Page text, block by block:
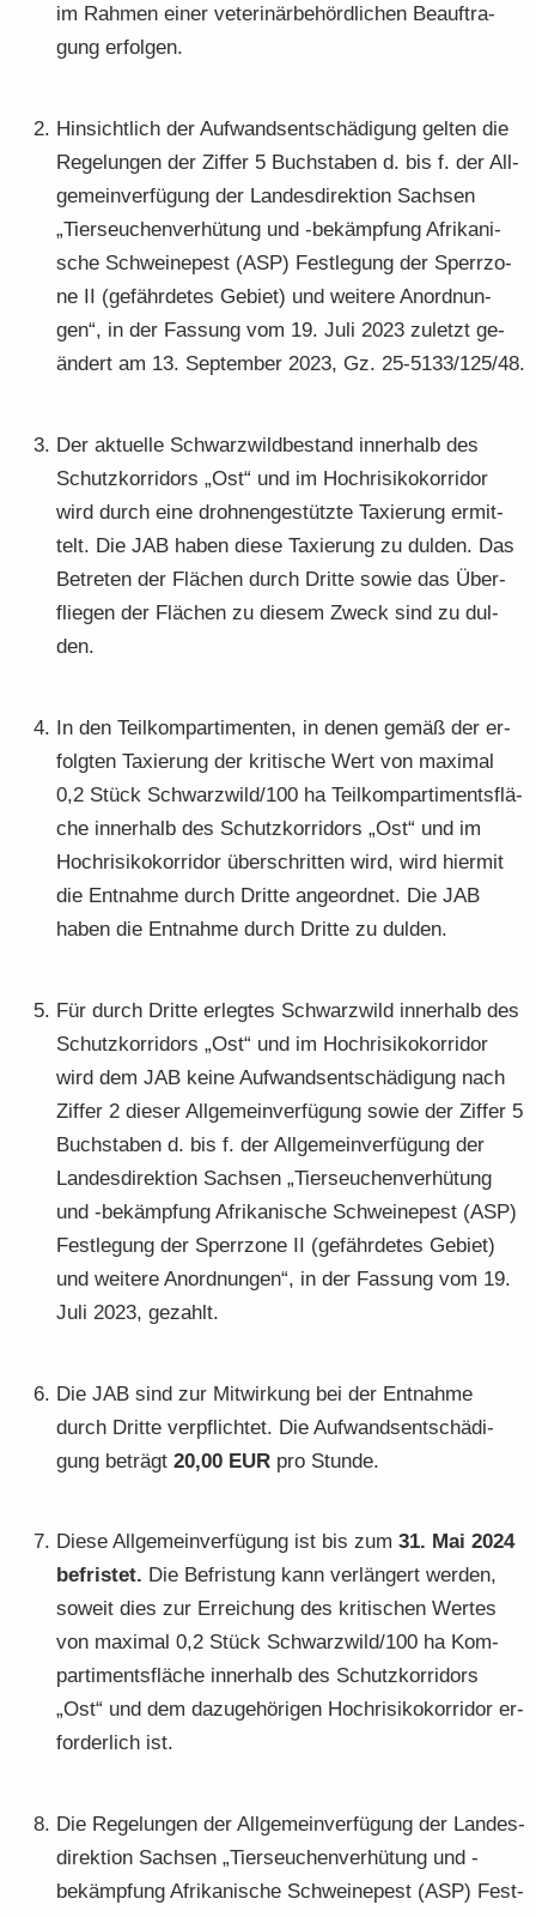
im Rah­men einer ve­te­ri­när­be­hörd­li­chen Be­auf­tra­
gung er­fol­gen.
Hin­sicht­lich der Auf­wands­ent­schä­di­gung gel­ten die
Re­ge­lun­gen der Zif­fer 5 Buch­sta­ben d. bis f. der All­
ge­mein­ver­fü­gung der Lan­des­di­rek­ti­on Sach­sen
„Tier­seu­chen­ver­hü­tung und -​bekämpfung Afri­ka­ni­
sche Schwei­ne­pest (ASP) Fest­le­gung der Sperr­zo­
ne II (ge­fähr­de­tes Ge­biet) und wei­te­re An­ord­nun­
gen“, in der Fas­sung vom 19. Juli 2023 zu­letzt ge­
än­dert am 13. Sep­tem­ber 2023, Gz. 25-5133/125/48.
Der ak­tu­el­le Schwarz­wild­be­stand in­ner­halb des
Schutz­kor­ri­dors „Ost“ und im Hoch­ri­si­ko­kor­ri­dor
wird durch eine droh­nen­ge­stütz­te Ta­xie­rung er­mit­
telt. Die JAB haben diese Ta­xie­rung zu dul­den. Das
Be­tre­ten der Flä­chen durch Drit­te sowie das Über­
flie­gen der Flä­chen zu die­sem Zweck sind zu dul­
den.
In den Teil­kom­par­ti­men­ten, in denen gemäß der er­
folg­ten Ta­xie­rung der kri­ti­sche Wert von ma­xi­mal
0,2 Stück Schwarz­wild/100 ha Teil­kom­par­ti­ments­flä­
che in­ner­halb des Schutz­kor­ri­dors „Ost“ und im
Hoch­ri­si­ko­kor­ri­dor über­schrit­ten wird, wird hier­mit
die Ent­nah­me durch Drit­te an­ge­ord­net. Die JAB
haben die Ent­nah­me durch Drit­te zu dul­den.
Für durch Drit­te er­leg­tes Schwarz­wild in­ner­halb des
Schutz­kor­ri­dors „Ost“ und im Hoch­ri­si­ko­kor­ri­dor
wird dem JAB keine Auf­wands­ent­schä­di­gung nach
Zif­fer 2 die­ser All­ge­mein­ver­fü­gung sowie der Zif­fer 5
Buch­sta­ben d. bis f. der All­ge­mein­ver­fü­gung der
Lan­des­di­rek­ti­on Sach­sen „Tier­seu­chen­ver­hü­tung
und -​bekämpfung Afri­ka­ni­sche Schwei­ne­pest (ASP)
Fest­le­gung der Sperr­zo­ne II (ge­fähr­de­tes Ge­biet)
und wei­te­re An­ord­nun­gen“, in der Fas­sung vom 19.
Juli 2023, ge­zahlt.
Die JAB sind zur Mit­wir­kung bei der Ent­nah­me
durch Drit­te ver­pflich­tet. Die Auf­wands­ent­schä­di­
gung be­trägt 20,00 EUR pro Stun­de.
Diese All­ge­mein­ver­fü­gung ist bis zum 31. Mai 2024
be­fris­tet. Die Be­fris­tung kann ver­län­gert wer­den,
so­weit dies zur Er­rei­chung des kri­ti­schen Wer­tes
von ma­xi­mal 0,2 Stück Schwarz­wild/100 ha Kom­
par­ti­ments­flä­che in­ner­halb des Schutz­kor­ri­dors
„Ost“ und dem da­zu­ge­hö­ri­gen Hoch­ri­si­ko­kor­ri­dor er­
for­der­lich ist.
Die Re­ge­lun­gen der All­ge­mein­ver­fü­gung der Lan­des­
di­rek­ti­on Sach­sen „Tier­seu­chen­ver­hü­tung und -​
bekämpfung Afri­ka­ni­sche Schwei­ne­pest (ASP) Fest­